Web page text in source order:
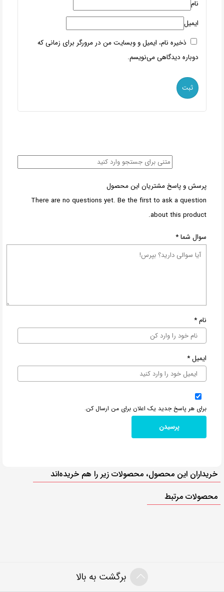
نام
ایمیل
ذخیره نام، ایمیل و وبسایت من در مرورگر برای زمانی که
دوباره دیدگاهی می‌نویسم.
پرسش و پاسخ مشتریان این محصول
There are no questions yet. Be the first to ask a question
about this product.
سوال شما*
نام*
ایمیل*
برای هر پاسخ جدید یک اعلان برای من ارسال کن.
خریداران این محصول، محصولات زیر را هم خریده‌اند
محصولات مرتبط
برگشت به بالا